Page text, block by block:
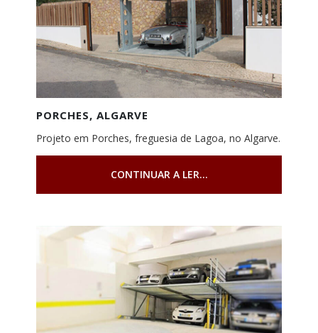
PORCHES, ALGARVE
Projeto em Porches, freguesia de Lagoa, no Algarve.
CONTINUAR A LER...